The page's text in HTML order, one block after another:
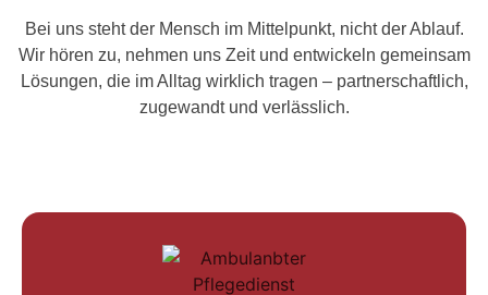
Bei uns steht der Mensch im Mittelpunkt, nicht der Ablauf.
Wir hören zu, nehmen uns Zeit und entwickeln gemeinsam
Lösungen, die im Alltag wirklich tragen – partnerschaftlich,
zugewandt und verlässlich.